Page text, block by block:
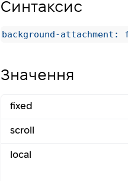
Синтаксис
background-
Значення
fixed
scroll
local